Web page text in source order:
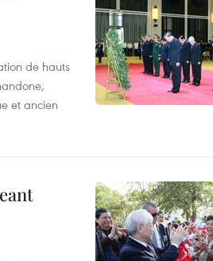
de hauts
et ancien